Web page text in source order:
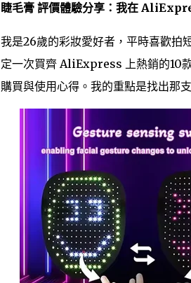
睫毛膏 評價體驗分享：我在
我是26歲的彩妝愛好者，平時喜歡拍
定一次買齊 AliExpress 上熱銷的10
購買與使用心得。我的重點是找出那